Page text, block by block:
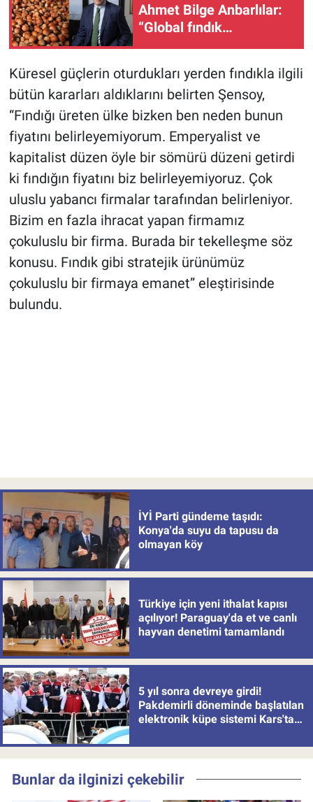
Ahmet Bilge Anbarlılar:
“Global fındık
endüstrisinin en büyük
Küresel güçlerin oturdukları yerden fındıkla ilgili
bütün kararları aldıklarını belirten Şensoy,
“Fındığı üreten ülke bizken ben neden bunun
fiyatını belirleyemiyorum. Emperyalist ve
kapitalist düzen öyle bir sömürü düzeni getirdi
ki fındığın fiyatını biz belirleyemiyoruz. Çok
uluslu yabancı firmalar tarafından belirleniyor.
Bizim en fazla ihracat yapan firmamız
çokuluslu bir firma. Burada bir tekelleşme söz
konusu. Fındık gibi stratejik ürünümüz
çokuluslu bir firmaya emanet” eleştirisinde
bulundu.
İYİ Parti gündeme taşıdı:
Konya'da suyu da tapusu da
olmayan köy
Türkiye için yeni ithalat kapısı
açılıyor! Paraguay'da et ve canlı
hayvan denetimi tamamlandı
5 yıl sonra devreye girdi!
Pakdemirli döneminde başlatılan
elektronik küpe sistemi Kars'tan
Bunlar da ilginizi çekebilir